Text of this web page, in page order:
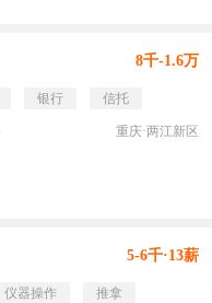
8千-1.6万
银行 信托
重庆·两江新区
5-6千·13薪
仪器操作
推拿